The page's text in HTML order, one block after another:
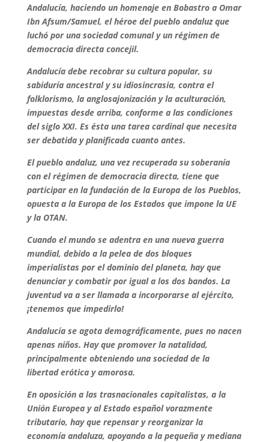
Andalucía, haciendo un homenaje en Bobastro a Omar
Ibn Afsum/Samuel, el héroe del pueblo andaluz que
luchó por una sociedad comunal y un régimen de
democracia directa concejil.
Andalucía debe recobrar su cultura popular, su
sabiduría ancestral y su idiosincrasia, contra el
folklorismo, la anglosajonización y la aculturación,
impuestas desde arriba, conforme a las condiciones
del siglo XXI. Es ésta una tarea cardinal que necesita
ser debatida y planificada cuanto antes.
El pueblo andaluz, una vez recuperada su soberanía
con el régimen de democracia directa, tiene que
participar en la fundación de la Europa de los Pueblos,
opuesta a la Europa de los Estados que impone la UE
y la OTAN.
Cuando el mundo se adentra en una nueva guerra
mundial, debido a la pelea de dos bloques
imperialistas por el dominio del planeta, hay que
denunciar y combatir por igual a los dos bandos. La
juventud va a ser llamada a incorporarse al ejército,
¡tenemos que impedirlo!
Andalucía se agota demográficamente, pues no nacen
apenas niños. Hay que promover la natalidad,
principalmente obteniendo una sociedad de la
libertad erótica y amorosa.
En oposición a las trasnacionales capitalistas, a la
Unión Europea y al Estado español vorazmente
tributario, hay que repensar y reorganizar la
economía andaluza, apoyando a la pequeña y mediana